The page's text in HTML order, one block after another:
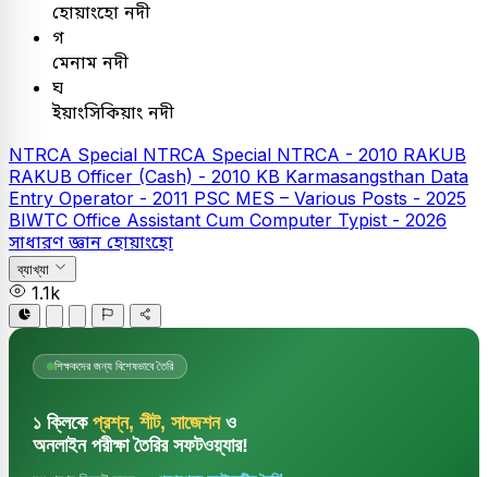
হোয়াংহো নদী
গ
মেনাম নদী
ঘ
ইয়াংসিকিয়াং নদী
NTRCA Special NTRCA Special NTRCA - 2010 RAKUB
RAKUB Officer (Cash) - 2010 KB Karmasangsthan Data
Entry Operator - 2011 PSC MES – Various Posts - 2025
BIWTC Office Assistant Cum Computer Typist - 2026
সাধারণ জ্ঞান হোয়াংহো
ব্যাখ্যা
1.1k
শিক্ষকদের জন্য বিশেষভাবে তৈরি
১ ক্লিকে প্রশ্ন, শীট, সাজেশনও
অনলাইন পরীক্ষা তৈরির সফটওয়্যার!